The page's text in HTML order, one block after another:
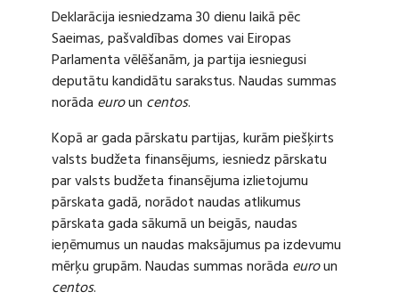
Deklarācija iesniedzama 30 dienu laikā pēc
Saeimas, pašvaldības domes vai Eiropas
Parlamenta vēlēšanām, ja partija iesniegusi
deputātu kandidātu sarakstus. Naudas summas
norāda euroun centos.
Kopā ar gada pārskatu partijas, kurām piešķirts
valsts budžeta finansējums, iesniedz pārskatu
par valsts budžeta finansējuma izlietojumu
pārskata gadā, norādot naudas atlikumus
pārskata gada sākumā un beigās, naudas
ieņēmumus un naudas maksājumus pa izdevumu
mērķu grupām. Naudas summas norāda euroun
centos.